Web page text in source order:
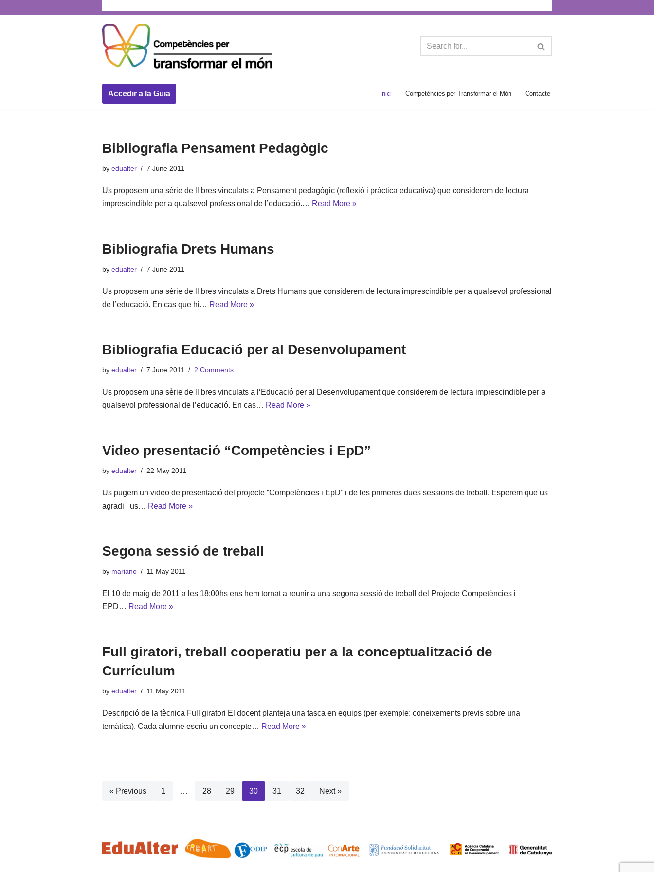
Accedir a la Guia Inici Competències per Transformar el Mòn Contacte
Bibliografia Pensament Pedagògic
by edualter 7 June 2011
Us proposem una sèrie de llibres vinculats a Pensament pedagògic (reflexió i pràctica educativa) que considerem de lectura
imprescindible per a qualsevol professional de l’educació.… Read More »
Bibliografia Drets Humans
by edualter 7 June 2011
Us proposem una sèrie de llibres vinculats a Drets Humans que considerem de lectura imprescindible per a qualsevol professional
de l’educació. En cas que hi… Read More »
Bibliografia Educació per al Desenvolupament
by edualter 7 June 2011 2 Comments
Us proposem una sèrie de llibres vinculats a l‘Educació per al Desenvolupament que considerem de lectura imprescindible per a
qualsevol professional de l’educació. En cas… Read More »
Video presentació “Competències i EpD”
by edualter 22 May 2011
Us pugem un video de presentació del projecte “Competències i EpD” i de les primeres dues sessions de treball. Esperem que us
agradi i us… Read More »
Segona sessió de treball
by mariano 11 May 2011
El 10 de maig de 2011 a les 18:00hs ens hem tornat a reunir a una segona sessió de treball del Projecte Competències i
EPD… Read More »
Full giratori, treball cooperatiu per a la conceptualització de
Currículum
by edualter 11 May 2011
Descripció de la tècnica Full giratori El docent planteja una tasca en equips (per exemple: coneixements previs sobre una
temàtica). Cada alumne escriu un concepte… Read More »
« Previous 1 … 28 29 30 31 32 Next »